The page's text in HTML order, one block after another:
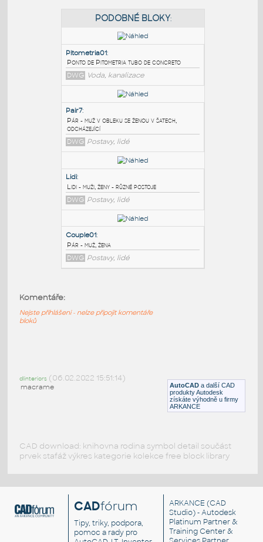
Pitometria01:
Ponto de Pitometria tubo de concreto
Pár - muž v obleku se ženou v šatech,
odcházející
DWG Postavy, lidé
Lidi - muži, ženy - různé postoje
Pár - muž, žena
AutoCAD a další CAD
produkty Autodesk
získáte výhodně u firmy
ARKANCE
Komentáře:
Nejste přihlášeni - nelze připojit komentáře
bloků
dlinteriors (06.02.2022 15:51:14)
macrame
CAD download: knihovna rodina symbol detail součást
prvek stafáž výkres kategorie kolekce free block library
CADfórum
Tipy, triky, podpora,
pomoc a rady pro
ARKANCE (CAD
Studio) - Autodesk
Platinum Partner &
Training Center &